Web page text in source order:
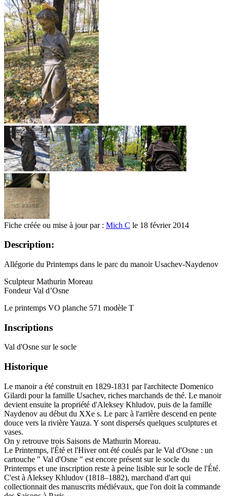
Fiche créée ou mise à jour par : Mich C le 18 février 2014
Description:
Allégorie du Printemps dans le parc du manoir Usachev-Naydenov
Sculpteur Mathurin Moreau
Fondeur Val d’Osne
Le printemps VO planche 571 modèle T
Inscriptions
Val d'Osne sur le socle
Historique
Le manoir a été construit en 1829-1831 par l'architecte Domenico
Gilardi pour la famille Usachev, riches marchands de thé. Le manoir
devient ensuite la propriété d'Aleksey Khludov, puis de la famille
Naydenov au début du XXe s. Le parc à l'arrière descend en pente
douce vers la rivière Yauza. Y sont dispersés quelques sculptures et
vases.
On y retrouve trois Saisons de Mathurin Moreau.
Le Printemps, l'Été et l'Hiver ont été coulés par le Val d'Osne : un
cartouche " Val d'Osne " est encore présent sur le socle du
Printemps et une inscription reste à peine lisible sur le socle de l'Été.
C'est à Aleksey Khludov (1818–1882), marchand d'art qui
collectionnait des manuscrits médiévaux, que l'on doit la commande